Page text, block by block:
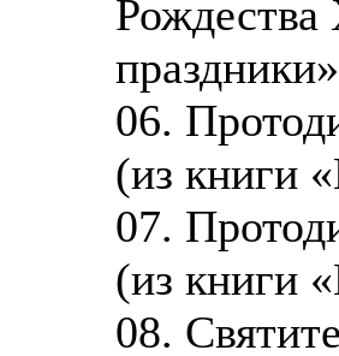
Рождества
06.
(из книги
07.
(из книги
08.